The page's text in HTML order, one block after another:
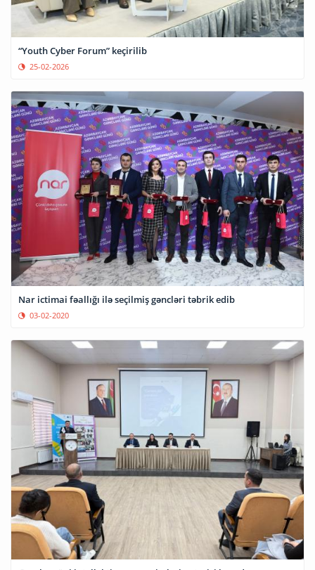
“Youth Cyber Forum” keçirilib
25-02-2026
Nar ictimai fəallığı ilə seçilmiş gəncləri təbrik edib
03-02-2020